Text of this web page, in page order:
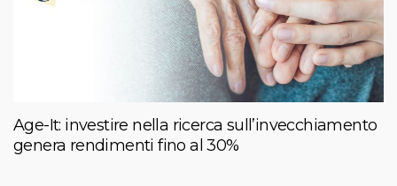
Age-It: investire nella ricerca sull’invecchiamento
genera rendimenti fino al 30%